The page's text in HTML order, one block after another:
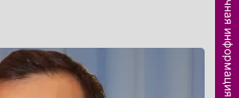
справочная информация